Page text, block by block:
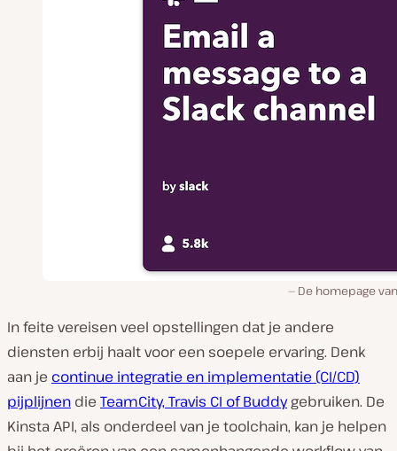
De homepage van
In feite vereisen veel opstellingen dat je andere
diensten erbij haalt voor een soepele ervaring. Denk
aan je continue integratie en implementatie (CI/CD)
pijplijnen die TeamCity, Travis CI of Buddygebruiken. De
Kinsta API, als onderdeel van je toolchain, kan je helpen